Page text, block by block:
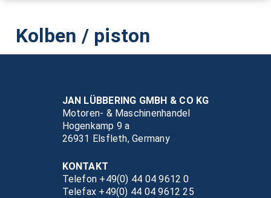
Kolben / piston
JAN LÜBBERING GMBH & CO KG
Motoren- & Maschinenhandel
Hogenkamp 9 a
26931 Elsfleth, Germany
KONTAKT
Telefon +49(0) 44 04 9612 0
Telefax +49(0) 44 04 9612 25